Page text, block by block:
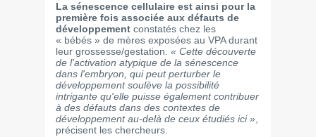
La sénescence cellulaire est ainsi pour la
première fois associée aux défauts de
développement constatés chez les
« bébés » de mères exposées au VPA durant
leur grossesse/gestation. « Cette découverte
de l'activation atypique de la sénescence
dans l'embryon, qui peut perturber le
développement soulève la possibilité
intrigante qu'elle puisse également contribuer
à des défauts dans des contextes de
développement au-delà de ceux étudiés ici »
précisent les chercheurs.